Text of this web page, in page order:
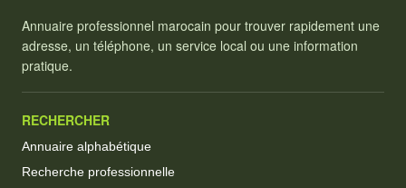
Annuaire professionnel marocain pour trouver rapidement une
adresse, un téléphone, un service local ou une information
pratique.
RECHERCHER
Annuaire alphabétique
Recherche professionnelle